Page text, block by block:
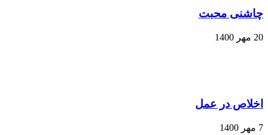
چاشنی محبت
20 مهر 1400
اخلاص در عمل
7 مهر 1400